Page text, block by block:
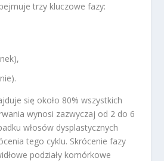
trzy kluczowe fazy:
się około 80% wszystkich
wynosi zazwyczaj od 2 do 6
włosów dysplastycznych
tego cyklu. Skrócenie fazy
podziały komórkowe